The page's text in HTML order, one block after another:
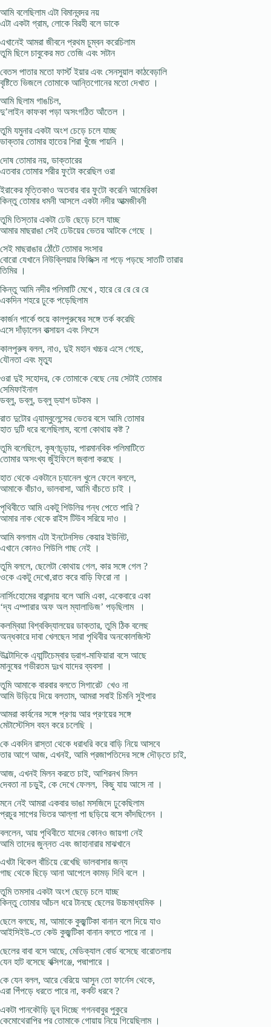
আমি বলেছিলাম এটা বিমানবন্দর নয়
এটা একটা গ্রাম, লোকে বিরহী বলে ডাকে
এখানেই আমরা জীবনে প্রথম চুম্বন করেচিলাম
তুমি ছিলে চাবুকের মত তেজি এবং সটান
বেতস পাতার মতো ফার্স্ট ইয়ার এবং সেনসুয়াল কাঠবেড়ালি
বৃষ্টিতে ভিজলে তোমাকে আন্তিগোনের মতো দেখাত ।
আমি ছিলাম গাঙচিল,
দু’লাইন কাফকা পড়া অসংগঠিত আঁতেল ।
তুমি যমুনার একটা অংশ চেড়ে চলে যাচ্ছ
ডাক্তার তোমার হাতের শিরা খুঁজে পায়নি ।
দোষ তোমার নয়, ডাক্তারের
এতবার তোমার শরীর ফুটো করেছিল ওরা
ইরাকের মৃত্তিকাও অতবার বার ফুটো করেনি আমেরিকা
কিন্তু তোমার ধমনী আসলে একটা নদীর আত্মজীবনী
তুমি তিস্তার একটা ঢেউ ছেড়ে চলে যাচ্ছ
আমার মাছরাঙা সেই ঢেউয়ের ভেতর আটকে গেছে ।
সেই মাছরাঙার ঠোঁটে তোমার সংসার
বোরো যেখানে নিউক্লিয়ার ফিজিক্স না পড়ে পড়ছে সাতটি তারার
তিমির ।
কিন্তু আমি নদীর পলিমাটি মেখে , হারে রে রে রে রে
একদিন শহরে ঢুকে পড়েছিলাম
কার্জন পার্কে শুয়ে কালপুরুষের সঙ্গে তর্ক করেছি
এসে দাঁড়ালেন বাত্সায়ন এবং নিৎসে
কালপুরুষ বলল, নাও, দুই মহান খচ্চর এসে গেছে,
যৌনতা এবং মৃত্যু
ওরা দুই সহোদর, কে তোমাকে বেছে নেয় সেটাই তোমার
সেমিফাইনাল
ডব্লু, ডব্লু, ডব্লু ড্যাশ ডটকম ।
রাত দুটোর এ্যাম্বুলেন্সের ভেতর বসে আমি তোমার
হাত দুটি ধরে বলেছিলাম, বলো কোথায় কষ্ট ?
তুমি বলেছিলে, কৃষ্ণচূড়ায়, পারমানবিক পলিমাটিতে
তোমার অসংখ্য জুঁইফিলে জ্বালা করছে ।
হাত থেকে একটানে চ্যানেল খুলে ফেলে বললে,
আমাকে বাঁচাও, ভালবাসা, আমি বাঁচতে চাই ।
পৃথিবীতে আমি একটু শিউলির গন্ধ পেতে পারি ?
আমার নাক থেকে রাইস টিউব সরিয়ে দাও ।
আমি বললাম এটা ইনটেনসিভ কেয়ার ইউনিট,
এখানে কোনও শিউলি গাছ নেই ।
তুমি বললে, ছেলেটা কোথায় গেল, কার সঙ্গে গেল ?
ওকে একটু দেখো,রাত করে বাড়ি ফিরো না ।
নার্সিংহোমের বারান্দায় বলে আমি একা, একেবারে একা
‘দ্য এম্পারার অফ অল ম্যালাডিজ’ পড়ছিলাম ।
কলম্বিয়া বিশ্ববিদ্যালয়ের ডাক্তার, তুমি ঠিক বলেছ
অন্ধকারে দাবা খেলছেন সারা পৃথিবীর অনকোলজিস্ট
উল্টোদিকে এ্যান্টিচেম্বার ড্রাগ-মাফিয়ারা বসে আছে
মানুষের গভীরতম দুঃখ যাদের ব্যবসা ।
তুমি আমাকে বারবার বলতে সিগারেট খেও না
আমি উড়িয়ে দিয়ে বলতাম, আমরা সবাই চিমনি সুইপার
আমরা কার্বনের সঙ্গে প্রণয় আর প্রণয়ের সঙ্গে
মেটাস্টেসিস বহন করে চলেছি ।
কে একদিন রাস্তা থেকে ধরাধরি করে বাড়ি নিয়ে আসবে
তার আগে আজ, এখনই, আমি প্রজাপতিদের সঙ্গে দৌড়তে চাই,
আজ, এখনই মিলন করতে চাই, আশিরনখ মিলন
দেবতা না চড়ুই, কে দেখে ফেলল, কিছু যায় আসে না ।
মনে নেই আমরা একবার ভাঙা মসজিদে ঢুকেছিলাম
প্রচুর সাপের ভিতর আল্লা পা ছড়িয়ে বসে কাঁদছিলেন ।
বললেন, আয় পৃথিবীতে যাদের কোনও জায়গা নেই
আমি তাদের জুন্নত এবং জাহানারার মাঝখানে
এখটা বিকেল বাঁচিয়ে রেখেছি ভালবাসার জন্য
গাছ থেকে ছিড়ে আনা আপেলে কামড় দিবি বলে ।
তুমি তমসার একটা অংশ ছেড়ে চলে যাচ্ছ
কিন্তু তোমার আঁচল ধরে টানছে ছেলের উচ্চমাধ্যমিক ।
ছেলে বলছে, মা, আমাকে কুজ্ঝটিকা বানান বলে দিয়ে যাও
আইসিইউ-তে কেউ কুজ্ঝটিকা বানান বলতে পারে না ।
ছেলের বাবা বসে আছে, মেডিক্যাল বোর্ড বসেছে বারোতলায়
যেন হাট বসেছে বক্সিগঞ্জে, পদ্মাপারে ।
কে যেন বলল, আরে বেরিয়ে আসুন তো ফার্নেস থেকে,
এরা পিঁপড়ে ধরতে পারে না, কর্কট ধরবে ?
একটা পানকৌড়ি ডুব দিচ্ছে গগনবাবুর পুকুরে
কেমোথেরাপির পর তোমাকে গোয়ায় নিয়ে গিয়েছিলাম ।